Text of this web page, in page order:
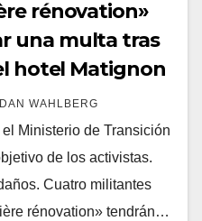
rénovation»
una multa tras
hotel Matignon
WAHLBERG
Ministerio de Transición
de los activistas.
Cuatro militantes
rénovation» tendrán…